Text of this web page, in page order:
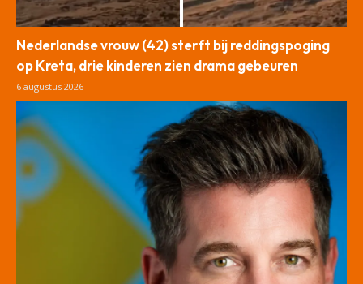
Nederlandse vrouw (42) sterft bij reddingspoging
op Kreta, drie kinderen zien drama gebeuren
6 augustus 2026